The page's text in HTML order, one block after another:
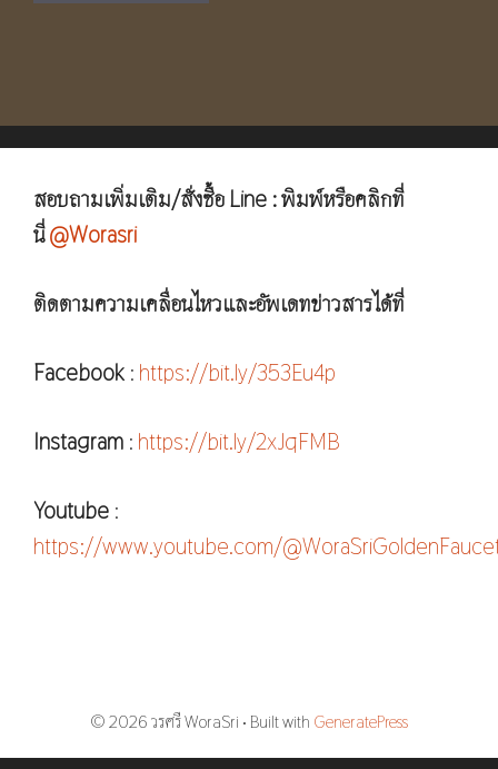
สอบถามเพิ่มเติม/สั่งซื้อ Line : พิมพ์หรือคลิกที่
นี่@Worasri
ติดตามความเคลื่อนไหวและอัพเดทข่าวสารได้ที่
Facebook : https://bit.ly/353Eu4p
Instagram : https://bit.ly/2xJqFMB
Youtube :
https://www.youtube.com/
© 2026 วรศรี WoraSri • Built with GeneratePress